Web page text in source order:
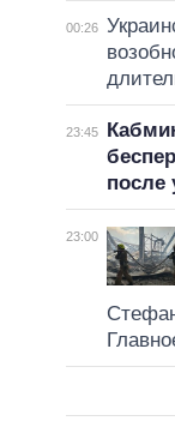
00:26
23:45
после
23:00